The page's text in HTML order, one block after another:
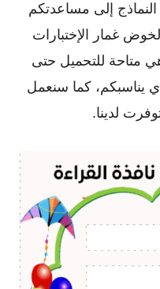
إلى مساعدتكم
لخوض غمار الإختبارات
متاحة للتحميل حتى
يناسبكم، كما سنعمل
لدينا.